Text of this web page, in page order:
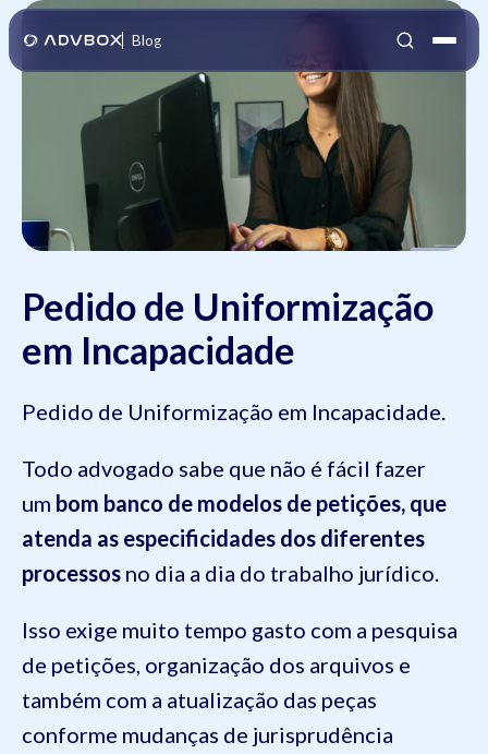
Blog
Pedido de Uniformização
em Incapacidade
Pedido de Uniformização em Incapacidade.
Todo advogado sabe que não é fácil fazer
um bom banco de modelos de petições, que
atenda as especificidades dos diferentes
processos no dia a dia do trabalho jurídico.
Isso exige muito tempo gasto com a pesquisa
de petições, organização dos arquivos e
também com a atualização das peças
conforme mudanças de jurisprudência